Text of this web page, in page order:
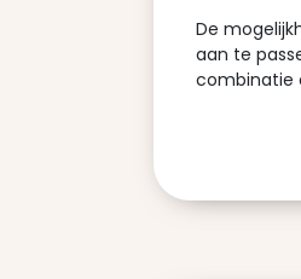
De
aan te
combinatie